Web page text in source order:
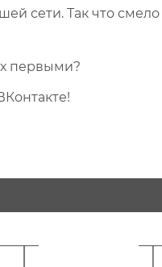
сети. Так что
первыми?